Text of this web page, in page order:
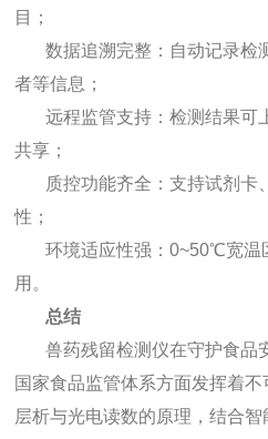
目；
数据追溯完整：自动记录检
者等信息；
远程监管支持：检测结果可
共享；
质控功能齐全：支持试剂卡
性；
环境适应性强：0~50℃宽温
用。
总结
兽药残留检测仪在守护食品
国家食品监管体系方面发挥着
层析与光电读数的原理，结合智